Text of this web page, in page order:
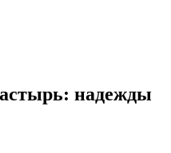
надежды